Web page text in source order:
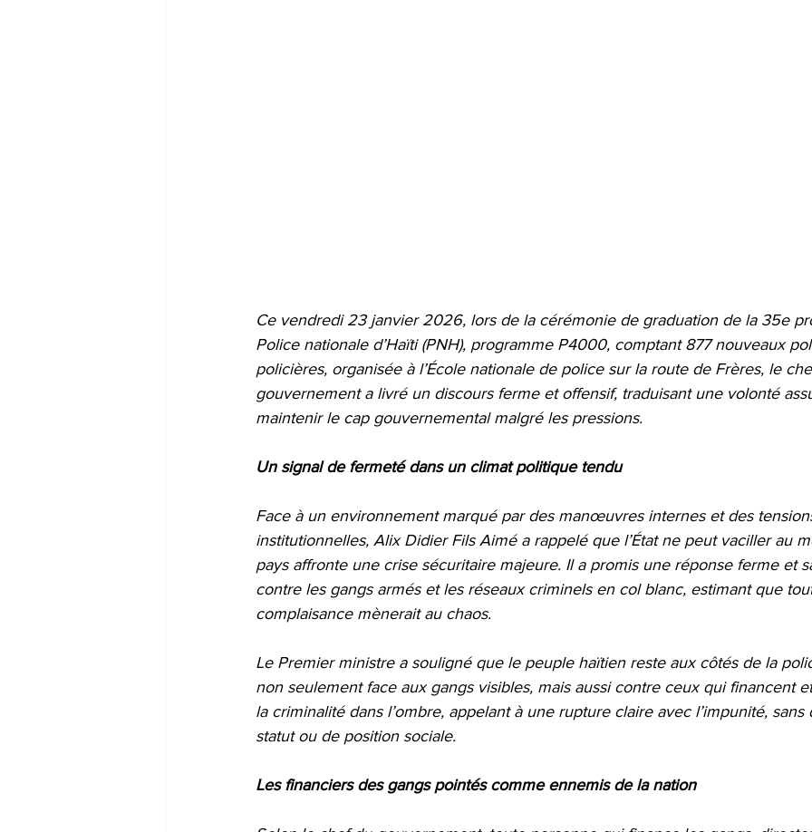
Ce vendredi 23 janvier 2026, lors de la cérémonie de graduation de la 35e
Police nationale d’Haïti (PNH), programme P4000, comptant 877 nouveaux
policières, organisée à l’École nationale de police sur la route de Frères, le
gouvernement a livré un discours ferme et offensif, traduisant une volonté
maintenir le cap gouvernemental malgré les pressions.
Un signal de fermeté dans un climat politique tendu
Face à un environnement marqué par des manœuvres internes et des
institutionnelles, Alix Didier Fils Aimé a rappelé que l’État ne peut vaciller au
pays affronte une crise sécuritaire majeure. Il a promis une réponse ferme et
contre les gangs armés et les réseaux criminels en col blanc, estimant que
complaisance mènerait au chaos.
Le Premier ministre a souligné que le peuple haïtien reste aux côtés de la
non seulement face aux gangs visibles, mais aussi contre ceux qui financent
la criminalité dans l’ombre, appelant à une rupture claire avec l’impunité,
statut ou de position sociale.
Les financiers des gangs pointés comme ennemis de la nation